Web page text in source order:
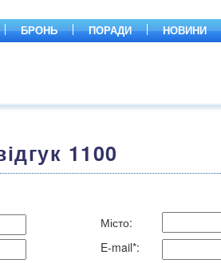
БРОНЬ ПОРАДИ НОВИНИ
1100
Місто:
E-mail*: